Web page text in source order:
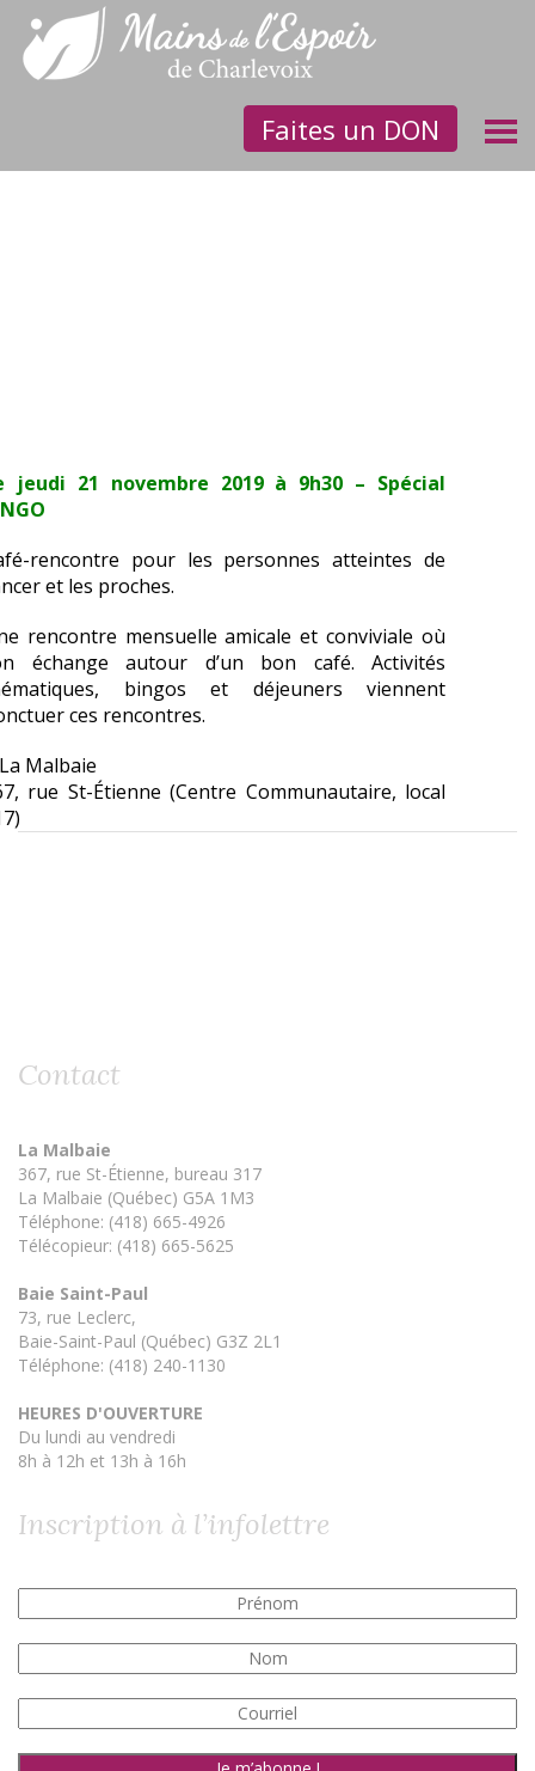
Faites un DON
jeudi 21 novembre 2019 à 9h30 – Spécial
rencontre pour les personnes atteintes de
et les proches.
rencontre mensuelle amicale et conviviale où
échange autour d’un bon café. Activités
bingos et déjeuners viennent
ces rencontres.
Malbaie
rue St-Étienne (Centre Communautaire, local
Contact
La Malbaie
367, rue St-Étienne, bureau 317
La Malbaie (Québec) G5A 1M3
Téléphone: (418) 665-4926
Télécopieur: (418) 665-5625
Baie Saint-Paul
73, rue Leclerc,
Baie-Saint-Paul (Québec) G3Z 2L1
Téléphone: (418) 240-1130
HEURES D'OUVERTURE
Du lundi au vendredi
8h à 12h et 13h à 16h
Inscription à l’infolettre